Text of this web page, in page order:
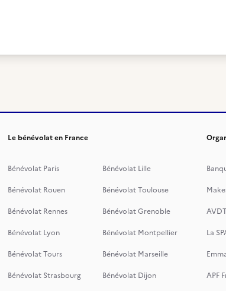
Le bénévolat en France
Bénévolat Paris
Bénévolat Lille
Bénévolat Rouen
Bénévolat Toulouse
Bénévolat Rennes
Bénévolat Grenoble
Bénévolat Lyon
Bénévolat Montpellier
Bénévolat Tours
Bénévolat Marseille
Bénévolat Strasbourg
Bénévolat Dijon
La
APF